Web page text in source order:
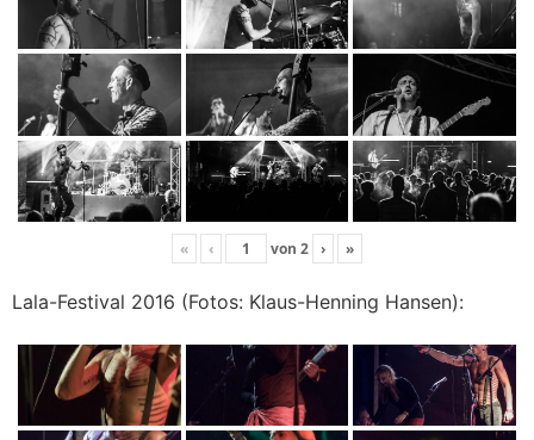
« ‹ von 2 › »
Lala-Festival 2016 (Fotos: Klaus-Henning Hansen):